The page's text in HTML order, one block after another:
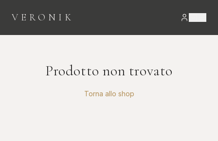
VERONIK
Prodotto non trovato
Torna allo shop